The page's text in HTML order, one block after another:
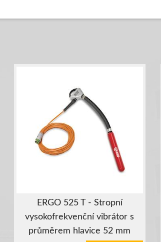
ERGO 525 T - Stropní
vysokofrekvenční vibrátor s
průměrem hlavice 52 mm